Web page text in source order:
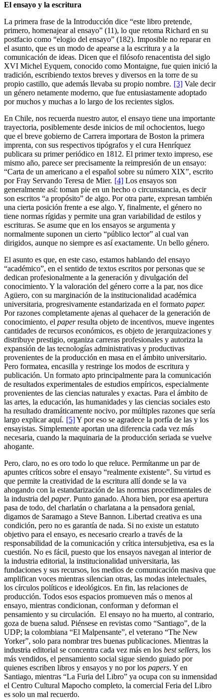
El ensayo y la escritura
La primera frase de la Introducción dice “este libro pretende,
primero, homenajear al ensayo” (11), lo que retoma Richard en su
postfacio como “elogio del ensayo” (182). Imposible no reparar en
el asunto, que es un modo de apearse a la escritura y a la
comunicación de ideas. Dicen que el filósofo renacentista del siglo
XVI Michel Eyquem, conocido como Montaigne, fue quien inició la
tradición, escribiendo textos breves y diversos en la torre de su
propio castillo, que además llevaba su propio nombre. [3] Vale decir
un género netamente moderno, que fue entusiastamente adoptado
por muchos y muchas a lo largo de los recientes siglos.
En Chile, nos recuerda nuestro autor, el ensayo tiene una importante
trayectoria, posiblemente desde inicios de mil ochocientos, luego
que el breve gobierno de Carrera importara de Boston la primera
imprenta, con sus respectivos tipógrafos y el cura Henríquez
publicara su primer periódico en 1812. El primer texto impreso, ese
mismo año, parece ser precisamente la reimpresión de un ensayo:
“Carta de un americano a el español sobre su número XIX”, escrito
por Fray Servando Teresa de Mier. [4] Los ensayos son
generalmente así: toman pie en un hecho o circunstancia, es decir
son escritos “a propósito” de algo. Por otra parte, expresan también
una cierta posición frente a ese algo. Y, finalmente, el género no
tiene normas rígidas y permite una gran variabilidad de estilos y
escrituras. Se asume que en los ensayos se argumenta y
normalmente suponen un cierto “público lector” al cual van
dirigidos, aunque no siempre es así exactamente. Un bello género.
El asunto es que, en este caso, estamos hablando del ensayo
“académico”, en el sentido de textos escritos por personas que se
dedican profesionalmente a la generación y divulgación del
conocimiento. Y la valoración del género corre a la par, nos dice
Agüero, con su marginación de la institucionalidad académica
universitaria, progresivamente estandarizada en el formato paper.
Por razones completamente ajenas al quehacer de la generación de
conocimiento, el paperresulta objeto de incentivos, mueve ingentes
cantidades de recursos económicos, es objeto de jerarquizaciones y
distribuye prestigio, organiza carreras profesionales y autoriza la
expansión de las tecnologías administrativas y productivas
provenientes de la producción en masa en el ámbito universitario.
Pero formatea, encasilla y restringe los modos de escritura y
publicación. Un formato apto principalmente para la comunicación
de resultados experimentales de estudios empíricos, especialmente
provenientes de las ciencias naturales y exactas. Para el ámbito de
las artes, la educación, las humanidades y las ciencias sociales esto
ha resultado dramáticamente nocivo, por múltiples razones que sería
largo explicar aquí. [5]Y por eso se agradece la porfía de las y los
ensayistas. Simplemente aportan una diferencia cada vez más
necesaria, cuando la maquinaria de la producción seriada se vuelve
ahogante.
Pero, claro, no es oro todo lo que reluce. Permítanme un par de
apuntes críticos sobre el ensayo “realmente existente”. Su virtud es
que permite la creatividad de la escritura allí donde se la va
ahogando con la estandarización de las normas procedimentales de
la industria del paper. Punto ganado. Ahora bien, por esa apertura
pasa de todo, del charlatán o charlatana a la pensadora genial,
digamos de Saramago a Steve Bannon. Libertad creativa es una
condición, pero no es garantía de nada. Si no existe un estatuto
objetivo para el ensayo, es necesario crearlo a través de la
responsabilidad de la comunicación y crítica intersubjetiva, esa es la
cuestión. No es fácil, puesto que los ensayos navegan al interior de
la industria editorial, la institucionalidad universitaria, las
fundaciones y sus recursos, los medios de comunicación masiva que
amplifican voces mientras silencian otras, las modas intelectuales,
los círculos políticos e ideológicos. En fin, las relaciones de
producción. Todos esos espacios promueven más o menos al
ensayo, mientras condicionan, conforman y deforman el
pensamiento y su circulación. El ensayo no ha muerto, al contrario,
goza de buena salud. Piénsese en revistas como “Santiago”, de la
UDP; la colombiana “El Malpensante”, el veterano “The New
Yorker”, solo para nombrar tres buenas publicaciones. Mientras la
industria editorial se concentra cada vez más en los best sellers, los
más vendidos, el pensamiento social sigue siendo guiado por
quienes escriben libros y ensayos y no por los papers. Y en
Santiago, mientras “La Furia del Libro” ya ocupa con su inmensidad
el Centro Cultural Mapocho completo, la comercial Feria del Libro
es solo un mal recuerdo.